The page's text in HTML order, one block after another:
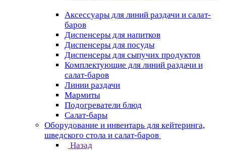
Аксессуары для линий раздачи и салат-
баров
Диспенсеры для напитков
Диспенсеры для посуды
Диспенсеры для сыпучих продуктов
Комплектующие для линий раздачи и
салат-баров
Линии раздачи
Мармиты
Подогреватели блюд
Салат-бары
Оборудование и инвентарь для кейтеринга,
шведского стола и салат-баров
Назад